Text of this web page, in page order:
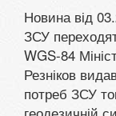
Новина від
ЗСУ
WGS-84
Резніков
потреб ЗСУ